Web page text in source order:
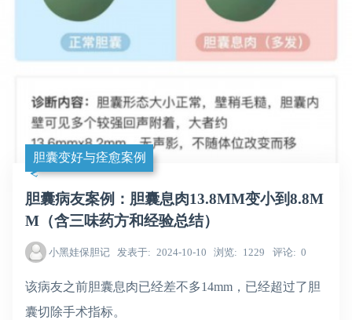
胆囊变好与痊愈案例
胆囊病友案例：胆囊息肉13.8MM变小到8.8M
M（含三味药方和经验总结）
小黑娃保胆记 发表于 2024-10-10 浏览 1229 评论 0
该病友之前胆囊息肉已经差不多14mm，已经超过了胆
囊切除手术指标。